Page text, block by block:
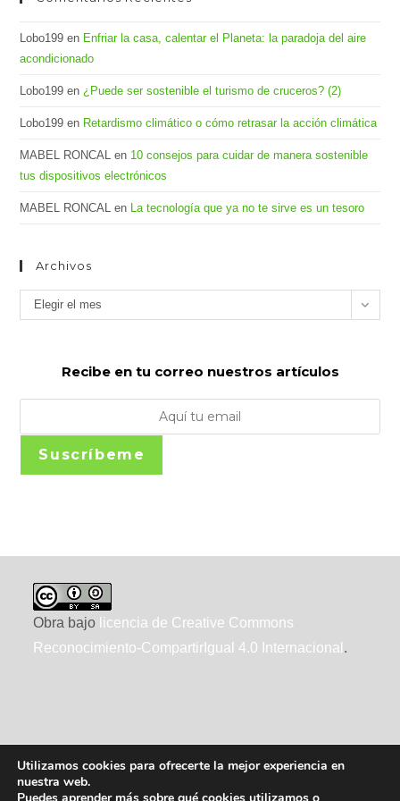
Lobo199 en Enfriar la casa, calentar el Planeta: la paradoja del aire
acondicionado
Lobo199 en¿Puede ser sostenible el turismo de cruceros? (2)
Lobo199 en Retardismo climático o cómo retrasar la acción climática
MABEL RONCAL en 10 consejos para cuidar de manera sostenible
tus dispositivos electrónicos
MABEL RONCAL en La tecnología que ya no te sirve es un tesoro
Archivos
Archivos
Elegir el mes
Recibe en tu correo nuestros artículos
Suscríbeme
Obra bajo licencia de Creative Commons
Reconocimiento-CompartirIgual 4.0 Internacional .
Utilizamos cookies para ofrecerte la mejor experiencia en
nuestra web.